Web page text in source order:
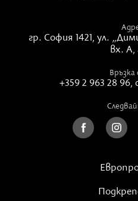
гр. София 1421, ул.
вх. А,
Връзка
+359 2 963 28 96,